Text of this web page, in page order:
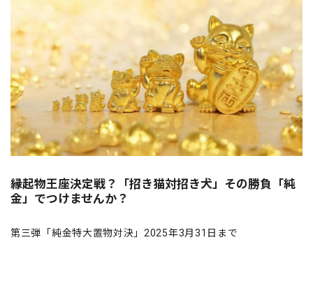
縁起物王座決定戦？「招き猫対招き犬」その勝負「純
金」でつけませんか？
第三弾「純金特大置物対決」2025年3月31日まで